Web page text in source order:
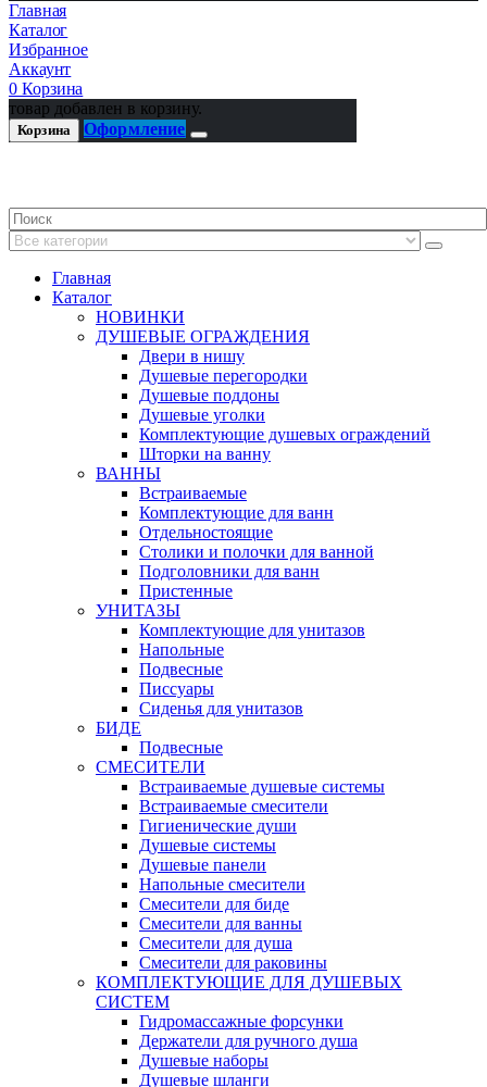
Главная
Каталог
Избранное
Аккаунт
0 Корзина
товар добавлен в корзину.
Корзина Оформление
Главная
Каталог
НОВИНКИ
ДУШЕВЫЕ ОГРАЖДЕНИЯ
Двери в нишу
Душевые перегородки
Душевые поддоны
Душевые уголки
Комплектующие душевых ограждений
Шторки на ванну
ВАННЫ
Встраиваемые
Комплектующие для ванн
Отдельностоящие
Столики и полочки для ванной
Подголовники для ванн
Пристенные
УНИТАЗЫ
Комплектующие для унитазов
Напольные
Подвесные
Писсуары
Сиденья для унитазов
БИДЕ
Подвесные
СМЕСИТЕЛИ
Встраиваемые душевые системы
Встраиваемые смесители
Гигиенические души
Душевые системы
Душевые панели
Напольные смесители
Смесители для биде
Смесители для ванны
Смесители для душа
Смесители для раковины
КОМПЛЕКТУЮЩИЕ ДЛЯ ДУШЕВЫХ
СИСТЕМ
Гидромассажные форсунки
Держатели для ручного душа
Душевые наборы
Душевые шланги